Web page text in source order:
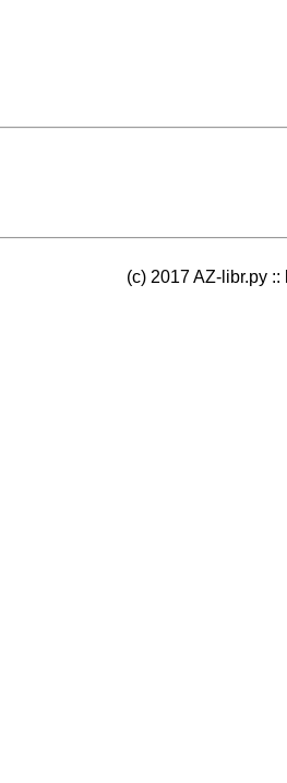
(c) 2017 AZ-libr.ру ::